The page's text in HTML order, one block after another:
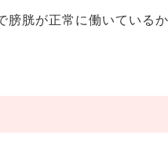
膀胱が正常に働いているか